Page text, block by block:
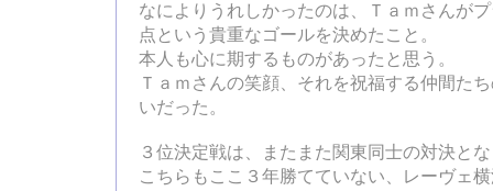
なによりうれしかったのは、Ｔａｍさんが
点という貴重なゴールを決めたこと。
本人も心に期するものがあったと思う。
Ｔａｍさんの笑顔、それを祝福する仲間た
いだった。
３位決定戦は、またまた関東同士の対決と
こちらもここ３年勝てていない、レーヴェ